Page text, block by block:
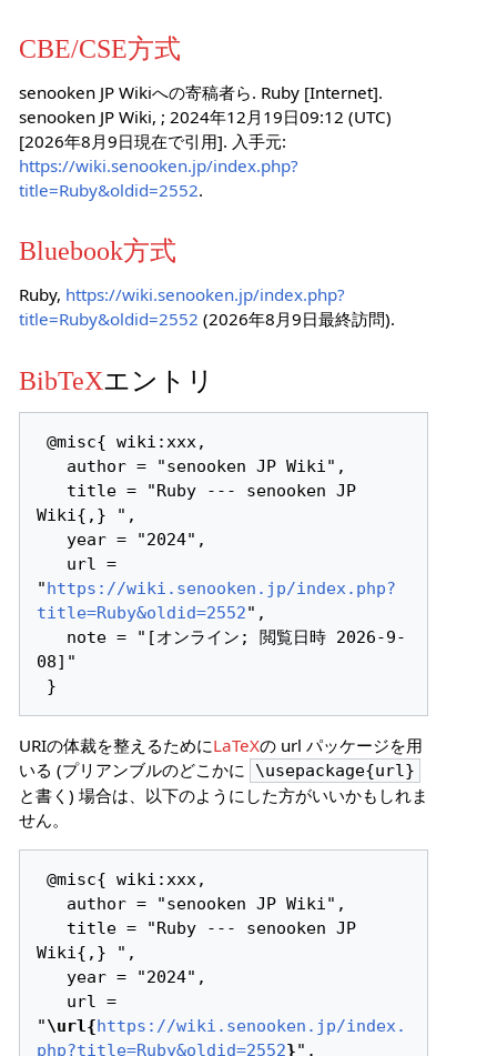
CBE/CSE方式
senooken JP Wikiへの寄稿者ら. Ruby [Internet].
senooken JP Wiki, ; 2024年12月19日09:12 (UTC)
[2026年8月9日現在で引用]. 入手元:
https://wiki.senooken.jp/index.php?
title=Ruby&oldid=2552.
Bluebook方式
Ruby, https://wiki.senooken.jp/index.php?
title=Ruby&oldid=2552 (2026年8月9日最終訪問).
BibTeXエントリ
@misc{ wiki:xxx,
Wiki{,} ",
"https://wiki.senooken.jp/index.php?
title=Ruby&oldid=2552",
08]"
URIの体裁を整えるためにLaTeXの url パッケージを用
いる (プリアンブルのどこかに
\usepackage{url}
と書く) 場合は、以下のようにした方がいいかもしれま
せん。
@misc{ wiki:xxx,
Wiki{,} ",
"\url{https://wiki.senooken.jp/index.
php?title=Ruby&oldid=2552}",